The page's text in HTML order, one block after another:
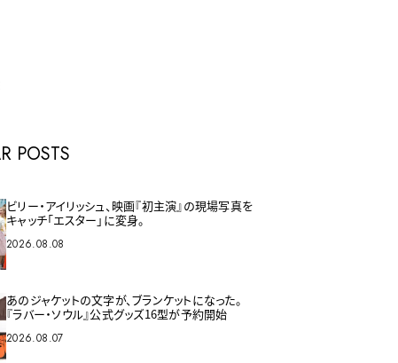
POSTS
ビリー・アイリッシュ、映画『初主演』の現場写真を
キャッチ「エスター」に変身。
2026.08.08
あのジャケットの文字が、ブランケットになった。
『ラバー・ソウル』公式グッズ16型が予約開始
2026.08.07